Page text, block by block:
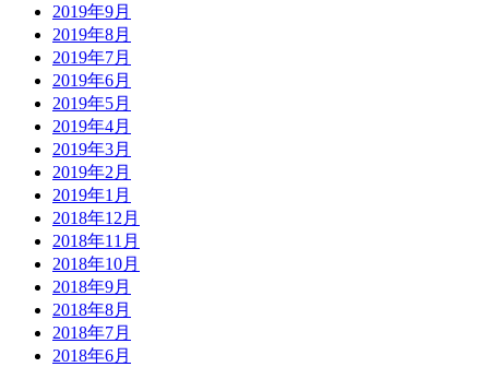
2019年9月
2019年8月
2019年7月
2019年6月
2019年5月
2019年4月
2019年3月
2019年2月
2019年1月
2018年12月
2018年11月
2018年10月
2018年9月
2018年8月
2018年7月
2018年6月